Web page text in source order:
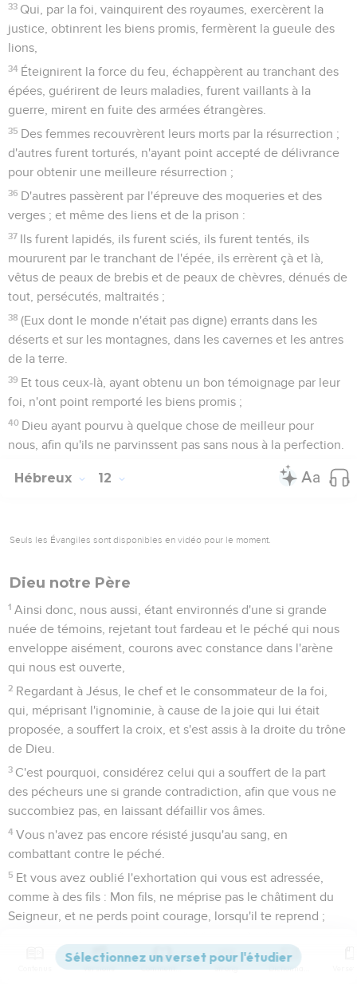
33 Qui, par la foi, vainquirent des royaumes, exercèrent la
justice, obtinrent les biens promis, fermèrent la gueule des
lions,
34 Éteignirent la force du feu, échappèrent au tranchant des
épées, guérirent de leurs maladies, furent vaillants à la
guerre, mirent en fuite des armées étrangères.
35 Des femmes recouvrèrent leurs morts par la résurrection ;
d'autres furent torturés, n'ayant point accepté de délivrance
pour obtenir une meilleure résurrection ;
36 D'autres passèrent par l'épreuve des moqueries et des
verges ; et même des liens et de la prison :
37 Ils furent lapidés, ils furent sciés, ils furent tentés, ils
moururent par le tranchant de l'épée, ils errèrent çà et là,
vêtus de peaux de brebis et de peaux de chèvres, dénués de
tout, persécutés, maltraités ;
38 (Eux dont le monde n'était pas digne) errants dans les
déserts et sur les montagnes, dans les cavernes et les antres
de la terre.
39 Et tous ceux-là, ayant obtenu un bon témoignage par leur
foi, n'ont point remporté les biens promis ;
40 Dieu ayant pourvu à quelque chose de meilleur pour
nous, afin qu'ils ne parvinssent pas sans nous à la perfection.
Hébreux 12
Seuls les Évangiles sont disponibles en vidéo pour le moment.
Dieu notre Père
1 Ainsi donc, nous aussi, étant environnés d'une si grande
nuée de témoins, rejetant tout fardeau et le péché qui nous
enveloppe aisément, courons avec constance dans l'arène
qui nous est ouverte,
2 Regardant à Jésus, le chef et le consommateur de la foi,
qui, méprisant l'ignominie, à cause de la joie qui lui était
proposée, a souffert la croix, et s'est assis à la droite du trône
de Dieu.
3 C'est pourquoi, considérez celui qui a souffert de la part
des pécheurs une si grande contradiction, afin que vous ne
succombiez pas, en laissant défaillir vos âmes.
4 Vous n'avez pas encore résisté jusqu'au sang, en
combattant contre le péché.
5 Et vous avez oublié l'exhortation qui vous est adressée,
comme à des fils : Mon fils, ne méprise pas le châtiment du
Seigneur, et ne perds point courage, lorsqu'il te reprend ;
verges tout fils qu'il reconnaît.
Versions Commentaires Strong